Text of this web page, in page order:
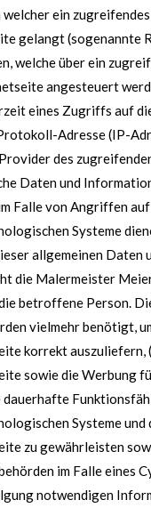
ein
gelangt (sogenannte
welche über ein
angesteuert
eines Zugriffs auf
Adresse (IP-
des
Daten und
Falle von Angriffen
Systeme
allgemeinen Daten
die Malermeister
betroffene Person.
vielmehr benötigt,
korrekt auszuliefern,
sowie die Werbung
dauerhafte
Systeme und
zu gewährleisten
im Falle eines
notwendigen